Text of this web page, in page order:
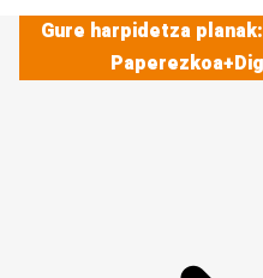
Gure harpidetza